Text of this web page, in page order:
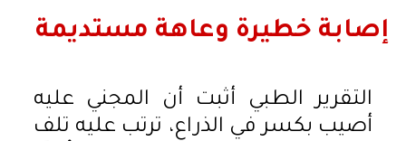
إصابة خطيرة وعاهة مستديمة
التقرير الطبي أثبت أن المجني عليه
أصيب بكسر في الذراع، ترتب عليه تلف